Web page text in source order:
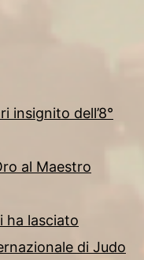
insignito dell’8°
al Maestro
ha lasciato
di Judo